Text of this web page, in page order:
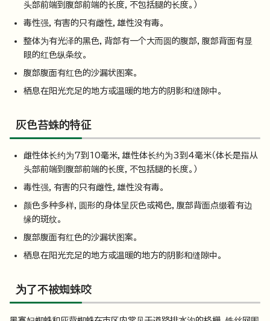
头部前端到腹部前端的长度，不包括腿的长度。）
毒性强，有害的只有雌性，雄性没有毒。
整体为有光泽的黑色，背部有一个大而圆的腹部，腹部背面有显
眼的红色纵条纹。
腹部腹面有红色的沙漏状图案。
栖息在阳光充足的地方或温暖的地方的阴影和缝隙中。
灰色苔蛛的特征
雌性体长约为7到10毫米，雄性体长约为3到4毫米（体长是指从
头部前端到腹部前端的长度，不包括腿的长度。）
毒性强，有害的只有雌性，雄性没有毒。
颜色多种多样，圆形的身体呈灰色或褐色，腹部背面点缀着有边
缘的斑纹。
腹部腹面有红色的沙漏状图案。
栖息在阳光充足的地方或温暖的地方的阴影和缝隙中。
为了不被蜘蛛咬